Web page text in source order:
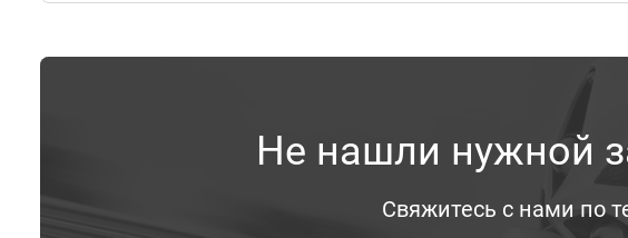
Не нашли нужной
Свяжитесь с нами по